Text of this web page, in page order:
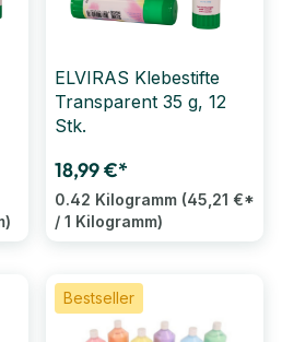
ELVIRAS Klebestifte
Transparent 35 g, 12
Stk.
18,99 €*
0.42 Kilogramm (45,21 €*
/ 1 Kilogramm)
Bestseller